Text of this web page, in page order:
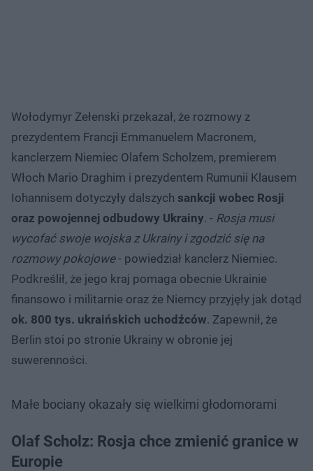
Wołodymyr Zełenski przekazał, że rozmowy z
prezydentem Francji Emmanuelem Macronem,
kanclerzem Niemiec Olafem Scholzem, premierem
Włoch Mario Draghim i prezydentem Rumunii Klausem
Iohannisem dotyczyły dalszych sankcji wobec Rosji
oraz powojennej odbudowy Ukrainy. - Rosja musi
wycofać swoje wojska z Ukrainy i zgodzić się na
rozmowy pokojowe- powiedział kanclerz Niemiec.
Podkreślił, że jego kraj pomaga obecnie Ukrainie
finansowo i militarnie oraz że Niemcy przyjęły jak dotąd
ok. 800 tys. ukraińskich uchodźców. Zapewnił, że
Berlin stoi po stronie Ukrainy w obronie jej
suwerenności.
Małe bociany okazały się wielkimi głodomorami
Olaf Scholz: Rosja chce zmienić granice w
Europie